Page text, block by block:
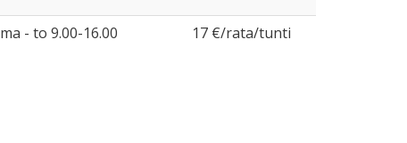
ma - to 9.00-16.00 17 €/rata/tunti